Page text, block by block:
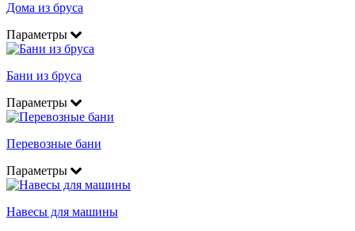
Дома из бруса
Параметры
Бани из бруса
Параметры
Перевозные бани
Параметры
Навесы для машины